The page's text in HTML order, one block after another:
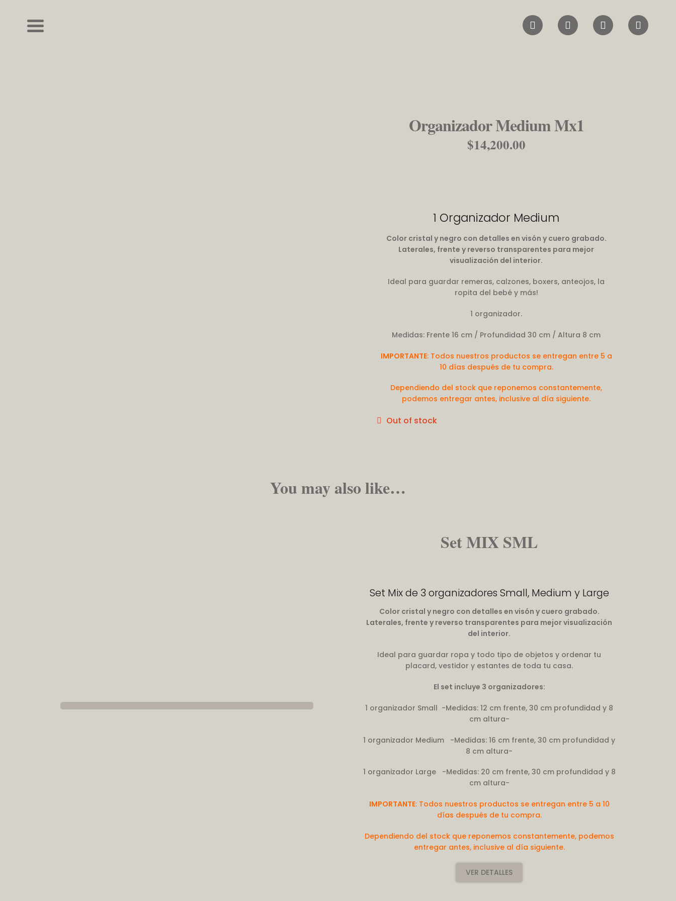
Organizador Medium Mx1
$14,200.00
1 Organizador Medium
Color cristal y negro con detalles en visón y cuero grabado.
Laterales, frente y reverso transparentes para mejor
visualización del interior.
Ideal para guardar remeras, calzones, boxers, anteojos, la
ropita del bebé y más!
1 organizador.
Medidas: Frente 16 cm / Profundidad 30 cm / Altura 8 cm
IMPORTANTE: Todos nuestros productos se entregan entre 5 a
10 días después de tu compra.
Dependiendo del stock que reponemos constantemente,
podemos entregar antes, inclusive al día siguiente.
Out of stock
You may also like…
Set MIX SML
Set Mix de 3 organizadores Small, Medium y Large
Color cristal y negro con detalles en visón y cuero grabado.
Laterales, frente y reverso transparentes para mejor visualización
del interior.
Ideal para guardar ropa y todo tipo de objetos y ordenar tu
placard, vestidor y estantes de toda tu casa.
El set incluye 3 organizadores:
1 organizador Small -Medidas: 12 cm frente, 30 cm profundidad y 8
cm altura-
1 organizador Medium -Medidas: 16 cm frente, 30 cm profundidad y
8 cm altura-
1 organizador Large -Medidas: 20 cm frente, 30 cm profundidad y 8
cm altura-
IMPORTANTE: Todos nuestros productos se entregan entre 5 a 10
días después de tu compra.
Dependiendo del stock que reponemos constantemente, podemos
entregar antes, inclusive al día siguiente.
VER DETALLES